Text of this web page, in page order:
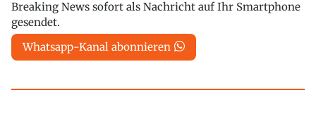
Breaking News sofort als Nachricht auf Ihr Smartphone
gesendet.
Whatsapp-Kanal abonnieren